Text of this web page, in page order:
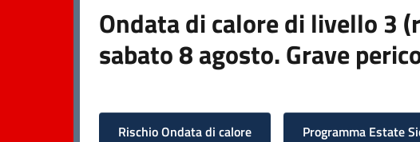
Ondata di calore di livello 3
sabato 8 agosto. Grave
Rischio Ondata di calore Programma Estate